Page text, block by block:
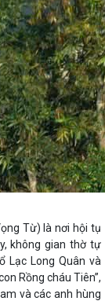
Từ) là nơi hội tụ
không gian thờ tự
Lạc Long Quân và
Rồng cháu Tiên”,
và các anh hùng